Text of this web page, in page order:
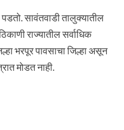
सावंतवाडी तालुक्यातील
राज्यातील सर्वाधिक
भरपूर पावसाचा जिल्हा असून
मोडत नाही.